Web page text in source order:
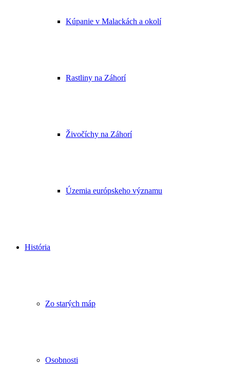
Kúpanie v Malackách a okolí
Rastliny na Záhorí
Živočíchy na Záhorí
Územia európskeho významu
História
Zo starých máp
Osobnosti